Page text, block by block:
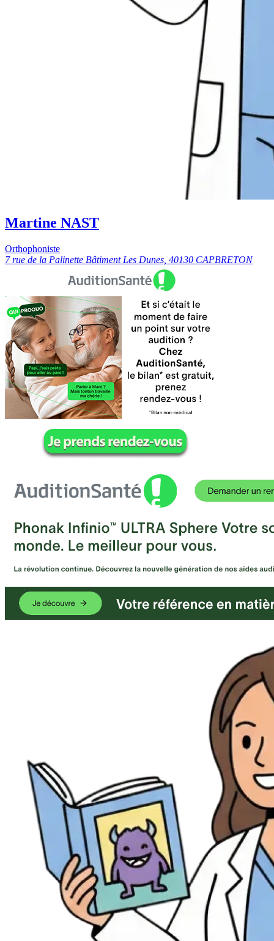
Martine NAST
Orthophoniste
7 rue de la Palinette Bâtiment Les Dunes, 40130 CAPBRETON